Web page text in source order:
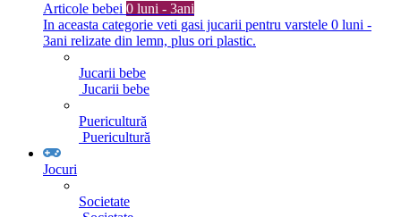
Articole bebei 0 luni - 3ani
In aceasta categorie veti gasi jucarii pentru varstele 0 luni -
3ani relizate din lemn, plus ori plastic.
Jucarii bebe
Jucarii bebe
Puericultură
Puericultură
Jocuri
Societate